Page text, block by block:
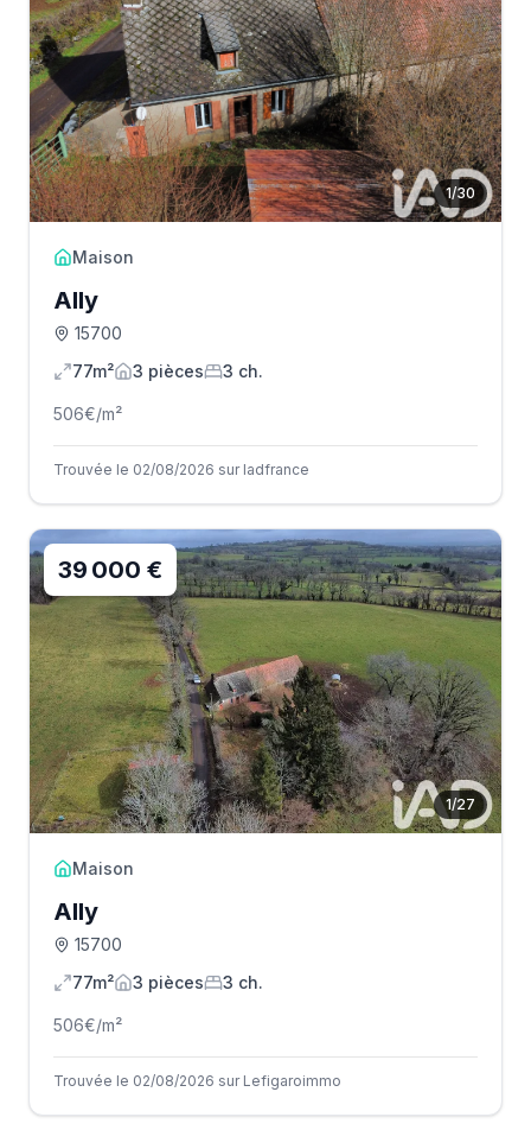
1/30
Maison
Ally
15700
77m²
3 pièces 3 ch.
506€/m²
Trouvée le 02/08/2026 sur Iadfrance
1/27
39 000 €
Maison
Ally
15700
77m²
3 pièces 3 ch.
506€/m²
Trouvée le 02/08/2026 sur Lefigaroimmo